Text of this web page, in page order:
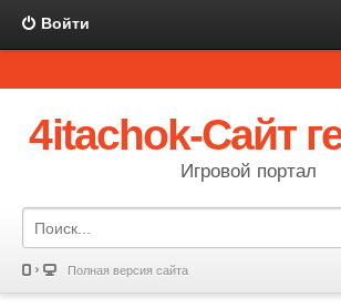
Войти
4itachok-Сайт
Игровой портал
Полная версия сайта